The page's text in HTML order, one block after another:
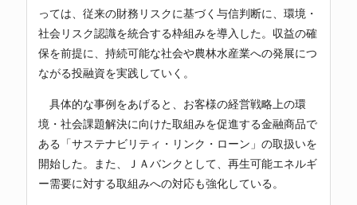
っては、従来の財務リスクに基づく与信判断に、環境・
社会リスク認識を統合する枠組みを導入した。収益の確
保を前提に、持続可能な社会や農林水産業への発展につ
ながる投融資を実践していく。
具体的な事例をあげると、お客様の経営戦略上の環
境・社会課題解決に向けた取組みを促進する金融商品で
ある「サステナビリティ・リンク・ローン」の取扱いを
開始した。また、ＪＡバンクとして、再生可能エネルギ
ー需要に対する取組みへの対応も強化している。